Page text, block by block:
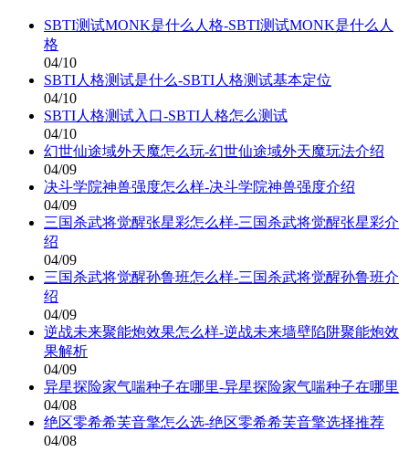
SBTI测试MONK是什么人格-SBTI测试MONK是什么人
格
04/10
SBTI人格测试是什么-SBTI人格测试基本定位
04/10
SBTI人格测试入口-SBTI人格怎么测试
04/10
幻世仙途域外天魔怎么玩-幻世仙途域外天魔玩法介绍
04/09
决斗学院神兽强度怎么样-决斗学院神兽强度介绍
04/09
三国杀武将觉醒张星彩怎么样-三国杀武将觉醒张星彩介
绍
04/09
三国杀武将觉醒孙鲁班怎么样-三国杀武将觉醒孙鲁班介
绍
04/09
逆战未来聚能炮效果怎么样-逆战未来墙壁陷阱聚能炮效
果解析
04/09
异星探险家气喘种子在哪里-异星探险家气喘种子在哪里
04/08
绝区零希希芙音擎怎么选-绝区零希希芙音擎选择推荐
04/08